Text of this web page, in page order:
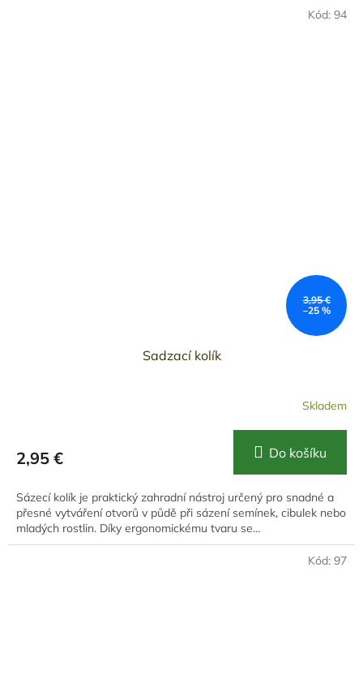
3,95 €
–25 %
Sadzací kolík
Skladem
2,95 € Do košíku
Sázecí kolík je praktický zahradní nástroj určený pro snadné a
přesné vytváření otvorů v půdě při sázení semínek, cibulek nebo
mladých rostlin. Díky ergonomickému tvaru se...
Kód: 94
Kód: 97